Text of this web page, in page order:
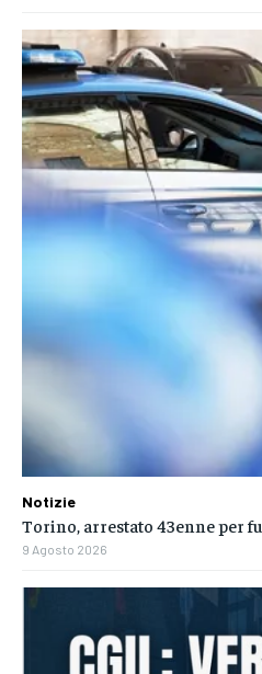
Notizie
Torino, arrestato 43enne per
9 Agosto 2026